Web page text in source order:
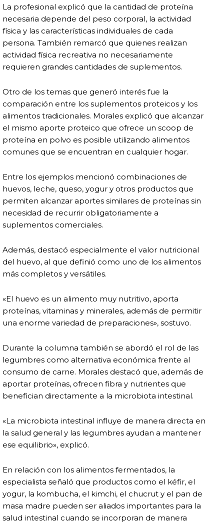
La profesional explicó que la cantidad de proteína
necesaria depende del peso corporal, la actividad
física y las características individuales de cada
persona. También remarcó que quienes realizan
actividad física recreativa no necesariamente
requieren grandes cantidades de suplementos.
Otro de los temas que generó interés fue la
comparación entre los suplementos proteicos y los
alimentos tradicionales. Morales explicó que alcanzar
el mismo aporte proteico que ofrece un scoop de
proteína en polvo es posible utilizando alimentos
comunes que se encuentran en cualquier hogar.
Entre los ejemplos mencionó combinaciones de
huevos, leche, queso, yogur y otros productos que
permiten alcanzar aportes similares de proteínas sin
necesidad de recurrir obligatoriamente a
suplementos comerciales.
Además, destacó especialmente el valor nutricional
del huevo, al que definió como uno de los alimentos
más completos y versátiles.
«El huevo es un alimento muy nutritivo, aporta
proteínas, vitaminas y minerales, además de permitir
una enorme variedad de preparaciones», sostuvo.
Durante la columna también se abordó el rol de las
legumbres como alternativa económica frente al
consumo de carne. Morales destacó que, además de
aportar proteínas, ofrecen fibra y nutrientes que
benefician directamente a la microbiota intestinal.
«La microbiota intestinal influye de manera directa en
la salud general y las legumbres ayudan a mantener
ese equilibrio», explicó.
En relación con los alimentos fermentados, la
especialista señaló que productos como el kéfir, el
yogur, la kombucha, el kimchi, el chucrut y el pan de
masa madre pueden ser aliados importantes para la
salud intestinal cuando se incorporan de manera